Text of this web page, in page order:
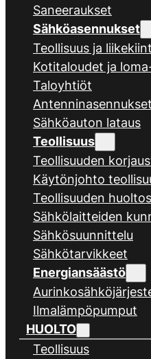
Saneeraukset
Sähköasennukset
Teollisuus ja
Kotitaloudet ja
Taloyhtiöt
Antenninasennukset
Sähköauton lataus
Teollisuus
Teollisuuden
Käytönjohto
Teollisuuden
Sähkölaitteiden
Sähkösuunnittelu
Sähkötarvikkeet
Energiansäästö
Ilmalämpöpumput
HUOLTO
Teollisuus